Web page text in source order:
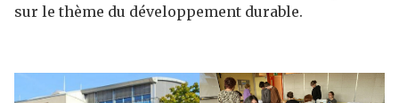
sur le thème du développement durable.